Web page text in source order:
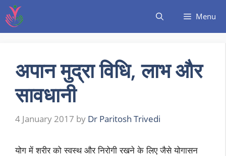
Menu
अपान मुद्रा विधि, लाभ और
सावधानी
4 January 2017 by Dr Paritosh Trivedi
योग में शरीर को स्वस्थ और निरोगी रखने के लिए जैसे योगासन